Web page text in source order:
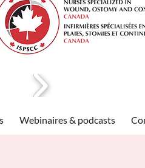
Webinaires & podcasts